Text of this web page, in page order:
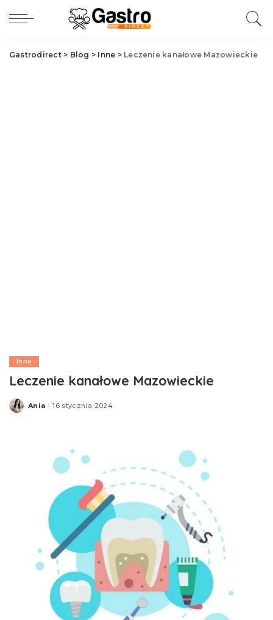
Gastrodirect> Blog > Inne > Leczenie kanałowe Mazowieckie
Inne
Leczenie kanałowe Mazowieckie
Posted
Ania 16 stycznia 2024